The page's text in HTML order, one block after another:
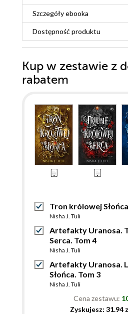
Szczegółyebooka
Dostępność produktu
Kup w zestawie z
rabatem
Tron królowej
Nisha J. Tuli
Artefakty Uranosa.
Serca. Tom 4
Nisha J. Tuli
Artefakty Uranosa.
Słońca. Tom 3
Nisha J. Tuli
Cena zestawu:
Zyskujesz: 31.94